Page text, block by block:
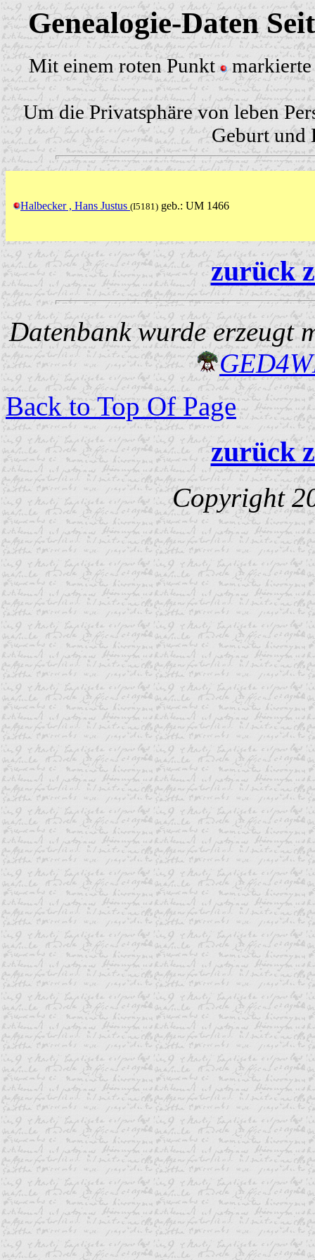
Genealogie-Daten
Mit einem roten Punkt markierte
Um die Privatsphäre von leben
Geburt und
Halbecker , Hans Justus (I5181) geb.: UM 1466
zurück
Datenbank wurde erzeugt
Back to Top Of Page
zurück
Copyright